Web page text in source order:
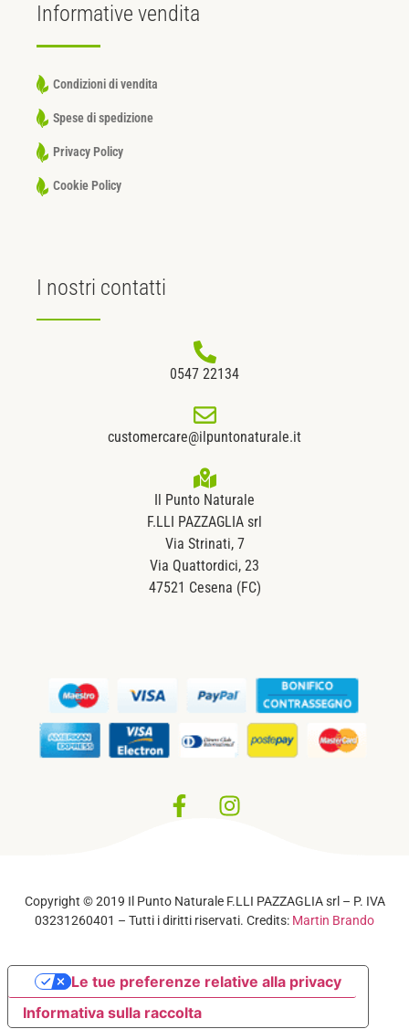
Informative vendita
Condizioni di vendita
Spese di spedizione
Privacy Policy
Cookie Policy
I nostri contatti
0547 22134
customercare@ilpuntonaturale.it
Il Punto Naturale
F.LLI PAZZAGLIA srl
Via Strinati, 7
Via Quattordici, 23
47521 Cesena (FC)
Copyright © 2019 Il Punto Naturale F.LLI PAZZAGLIA srl – P. IVA
03231260401 – Tutti i diritti riservati. Credits: Martin Brando
Informativa sulla raccolta
Le tue preferenze relative alla privacy